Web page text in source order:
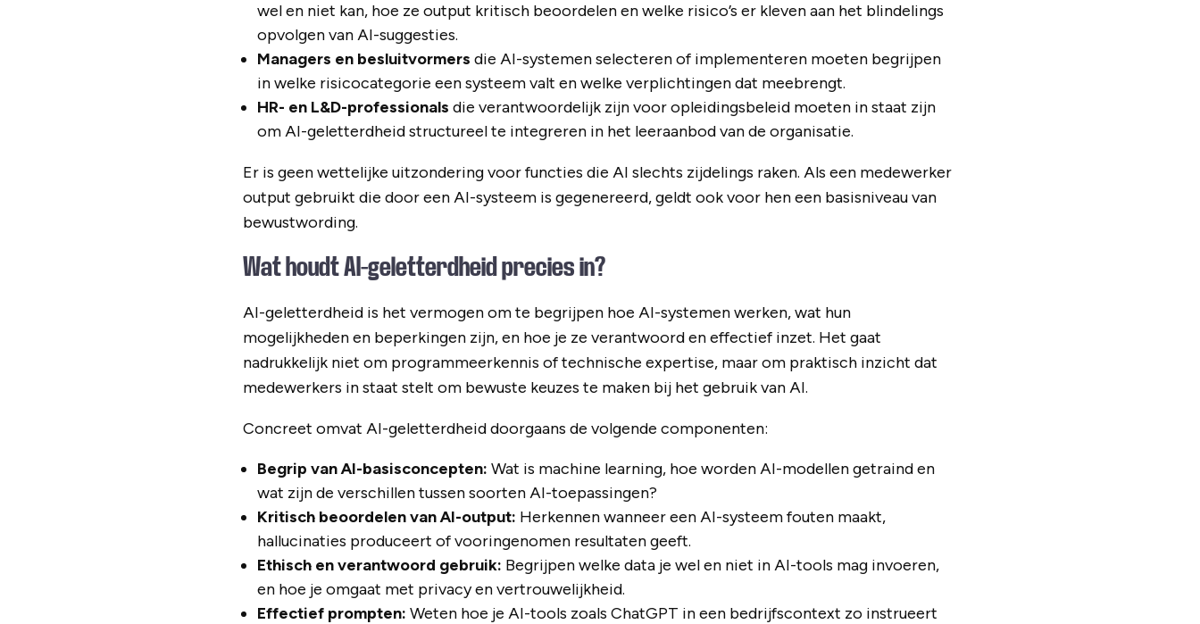
wel en niet kan, hoe ze output kritisch beoordelen en welke risico’s er kleven aan het blindelings
opvolgen van AI-suggesties.
Managers en besluitvormers die AI-systemen selecteren of implementeren moeten begrijpen
in welke risicocategorie een systeem valt en welke verplichtingen dat meebrengt.
HR- en L&D-professionals die verantwoordelijk zijn voor opleidingsbeleid moeten in staat zijn
om AI-geletterdheid structureel te integreren in het leeraanbod van de organisatie.
Er is geen wettelijke uitzondering voor functies die AI slechts zijdelings raken. Als een medewerker
output gebruikt die door een AI-systeem is gegenereerd, geldt ook voor hen een basisniveau van
bewustwording.
Wat houdt AI-geletterdheid precies in?
AI-geletterdheid is het vermogen om te begrijpen hoe AI-systemen werken, wat hun
mogelijkheden en beperkingen zijn, en hoe je ze verantwoord en effectief inzet. Het gaat
nadrukkelijk niet om programmeerkennis of technische expertise, maar om praktisch inzicht dat
medewerkers in staat stelt om bewuste keuzes te maken bij het gebruik van AI.
Concreet omvat AI-geletterdheid doorgaans de volgende componenten:
Begrip van AI-basisconcepten: Wat is machine learning, hoe worden AI-modellen getraind en
wat zijn de verschillen tussen soorten AI-toepassingen?
Kritisch beoordelen van AI-output: Herkennen wanneer een AI-systeem fouten maakt,
hallucinaties produceert of vooringenomen resultaten geeft.
Ethisch en verantwoord gebruik: Begrijpen welke data je wel en niet in AI-tools mag invoeren,
en hoe je omgaat met privacy en vertrouwelijkheid.
Effectief prompten: Weten hoe je AI-tools zoals ChatGPT in een bedrijfscontext zo instrueert